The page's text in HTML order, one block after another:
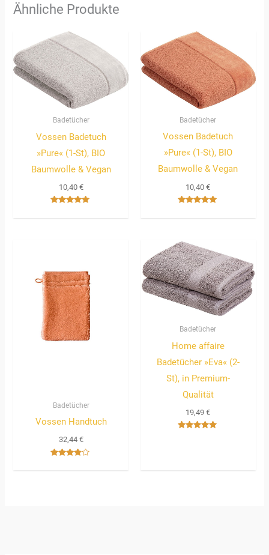
Ähnliche Produkte
Badetücher
Vossen Badetuch
»Pure« (1-St), BIO
Baumwolle & Vegan
10,40 €
Badetücher
Vossen Badetuch
»Pure« (1-St), BIO
Baumwolle & Vegan
10,40€
Badetücher
Vossen Handtuch
32,44 €
Badetücher
Home affaire
Badetücher »Eva« (2-
St), in Premium-
Qualität
19,49€